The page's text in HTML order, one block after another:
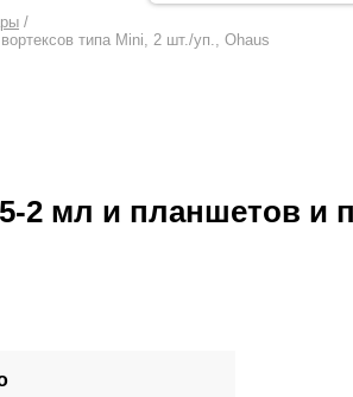
Контакты
/
типа Mini, 2 шт./уп., Ohaus
2 мл и планшетов и